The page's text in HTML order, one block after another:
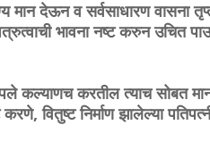
मान देऊन व सर्वसाधारण वासना
भावना नष्ट करुन उचित
कल्याणच करतील त्याच सोबत
वितुष्ट निर्माण झालेल्या